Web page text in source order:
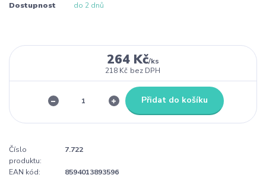
Dostupnost do 2 dnů
264 Kč/ks
218 Kč bez DPH
Přidat do košíku
Číslo
produktu:
7.722
EAN kód:
8594013893596